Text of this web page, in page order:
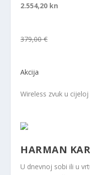
2.554,20 kn
379,00 €
Akcija
Wireless zvuk u cijeloj
HARMAN
U dnevnoj sobi ili u